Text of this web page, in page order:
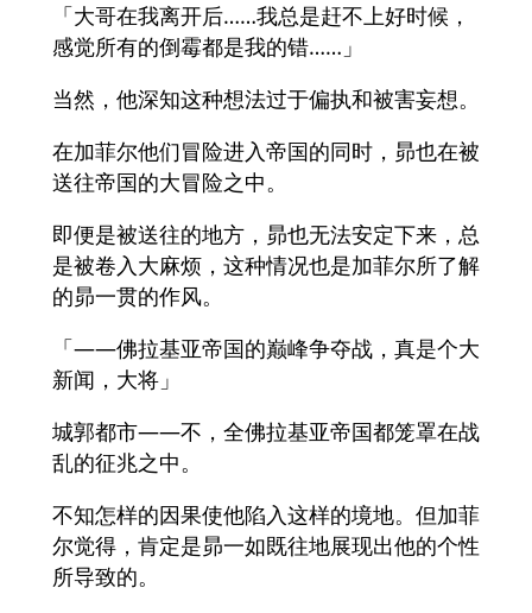
「大哥在我离开后……我总是赶不上好时候，
感觉所有的倒霉都是我的错……」
当然，他深知这种想法过于偏执和被害妄想。
在加菲尔他们冒险进入帝国的同时，昴也在被
送往帝国的大冒险之中。
即便是被送往的地方，昴也无法安定下来，总
是被卷入大麻烦，这种情况也是加菲尔所了解
的昴一贯的作风。
「――佛拉基亚帝国的巅峰争夺战，真是个大
新闻，大将」
城郭都市――不，全佛拉基亚帝国都笼罩在战
乱的征兆之中。
不知怎样的因果使他陷入这样的境地。但加菲
尔觉得，肯定是昴一如既往地展现出他的个性
所导致的。